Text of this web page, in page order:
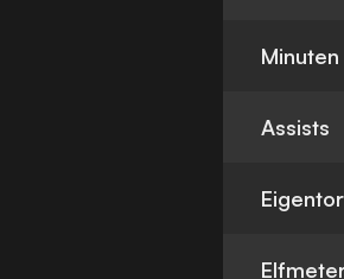
Assists